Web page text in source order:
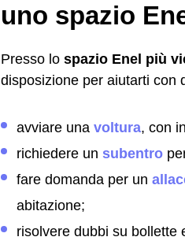
uno spazio
Presso lo spazio Enel più
disposizione per aiutarti con
avviare una voltura, con
richiedere un subentro
fare domanda per un
abitazione;
risolvere dubbi su bollette